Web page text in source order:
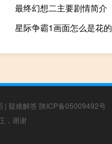
最终幻想二主要剧情简介
星际争霸1画面怎么是花的
| 疑难解答 陕ICP备05009492号
，谢谢